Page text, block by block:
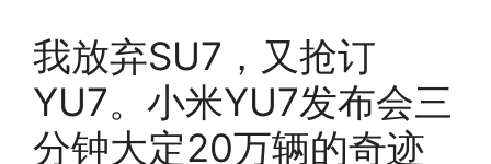
我放弃SU7，又抢订
YU7。小米YU7发布会三
分钟大定20万辆的奇迹